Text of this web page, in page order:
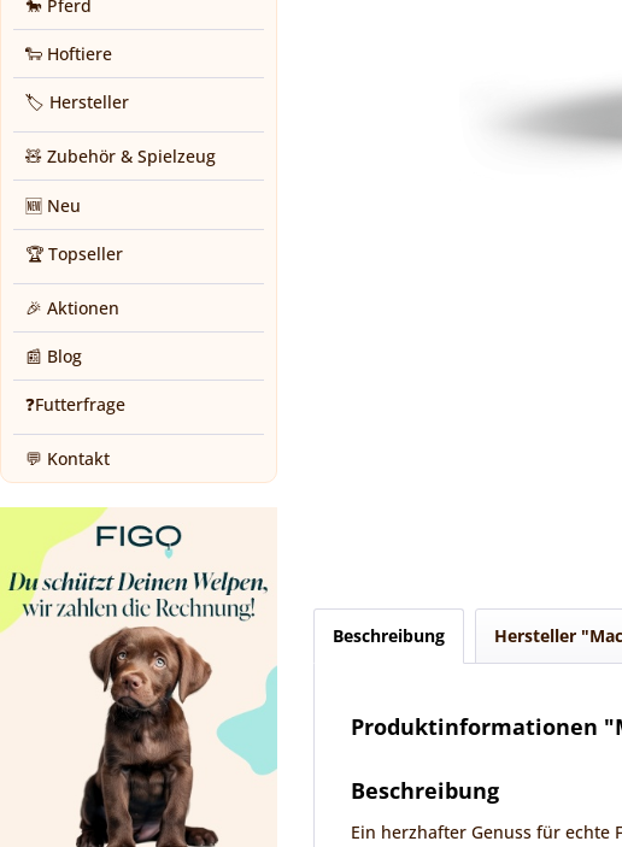
🐎 Pferd
🐑 Hoftiere
🏷️ Hersteller
🧸 Zubehör & Spielzeug
🆕 Neu
🏆 Topseller
🎉 Aktionen
📰 Blog
❓Futterfrage
💬 Kontakt
Beschreibung Hersteller
Produktinformationen
Beschreibung
Ein herzhafter Genuss für echte